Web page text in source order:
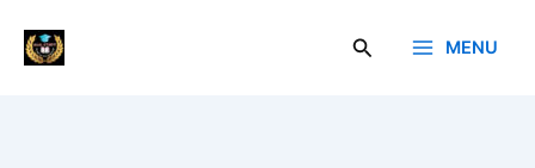
content
Search MENU